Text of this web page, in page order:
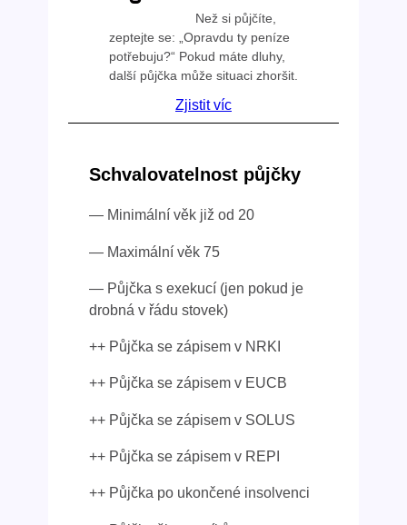
Než si půjčíte,
zeptejte se: „Opravdu ty peníze
potřebuju?“ Pokud máte dluhy,
další půjčka může situaci zhoršit.
Zjistit víc
Schvalovatelnost půjčky
— Minimální věk již od 20
— Maximální věk 75
— Půjčka s exekucí (jen pokud je
drobná v řádu stovek)
++ Půjčka se zápisem v NRKI
++ Půjčka se zápisem v EUCB
++ Půjčka se zápisem v SOLUS
++ Půjčka se zápisem v REPI
++ Půjčka po ukončené insolvenci